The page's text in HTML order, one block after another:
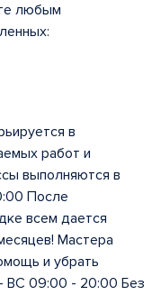
любым
в
работ и
выполняются в
После
всем дается
Мастера
и убрать
ВС 09:00 - 20:00 Без